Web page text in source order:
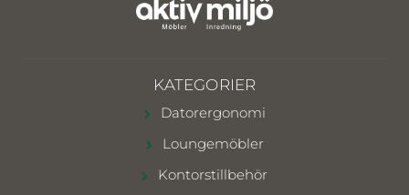
KATEGORIER
Datorergonomi
Loungemöbler
Kontorstillbehör